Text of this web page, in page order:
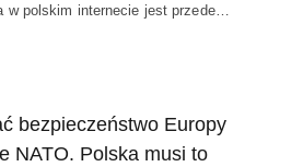
w polskim internecie jest przede…
bezpieczeństwo Europy
NATO. Polska musi to